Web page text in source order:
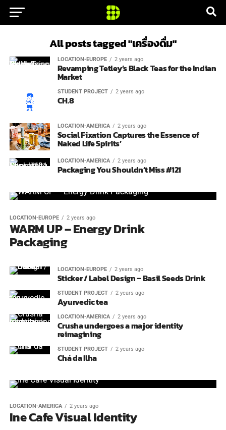
All posts tagged "เครื่องดื่ม"
LOCATION-EUROPE 2 years ago
Revamping Tetley’s Black Teas for the Indian
Market
STUDENT PROJECT 2 years ago
CH.8
LOCATION-AMERICA 2 years ago
Social Fixation Captures the Essence of
Naked Life Spirits’
LOCATION-AMERICA 2 years ago
Packaging You Shouldn’t Miss #121
LOCATION-EUROPE 2 years ago
WARM UP – Energy Drink
Packaging
LOCATION-EUROPE 2 years ago
Sticker / Label Design – Basil Seeds Drink
STUDENT PROJECT 2 years ago
Ayurvedic tea
LOCATION-AMERICA 2 years ago
Crusha undergoes a major identity
reimagining
STUDENT PROJECT 2 years ago
Chá da Ilha
LOCATION-AMERICA 2 years ago
Ine Cafe Visual Identity